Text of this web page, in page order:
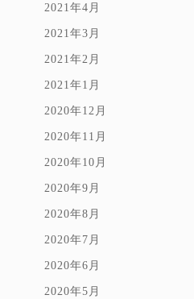
2021年4月
2021年3月
2021年2月
2021年1月
2020年12月
2020年11月
2020年10月
2020年9月
2020年8月
2020年7月
2020年6月
2020年5月